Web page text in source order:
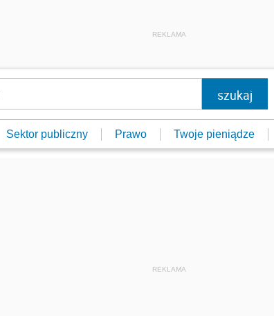
REKLAMA
Sektor publiczny Prawo Twoje pieniądze